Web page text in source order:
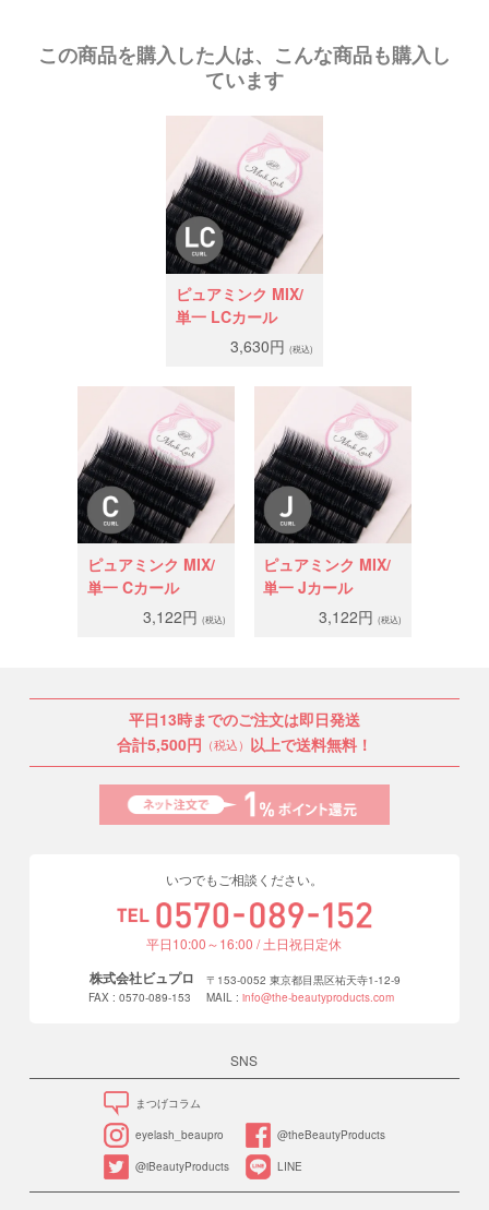
この商品を購入した人は、こんな商品も購入し
ています
ピュアミンク MIX/
単一 LCカール
3,630円(税込)
ピュアミンク MIX/
単一 Cカール
3,122円 (税込)
ピュアミンク MIX/
単一 Jカール
3,122円(税込)
平日13時までのご注文は即日発送
合計5,500円 （税込） 以上で送料無料！
いつでもご相談ください。
平日10:00～16:00 / 土日祝日定休
株式会社ビュプロ
〒153-0052 東京都目黒区祐天寺1-12-9
FAX : 0570-089-153
MAIL : info@the-beautyproducts.com
SNS
まつげコラム
eyelash_beaupro @theBeautyProducts
@iBeautyProducts LINE